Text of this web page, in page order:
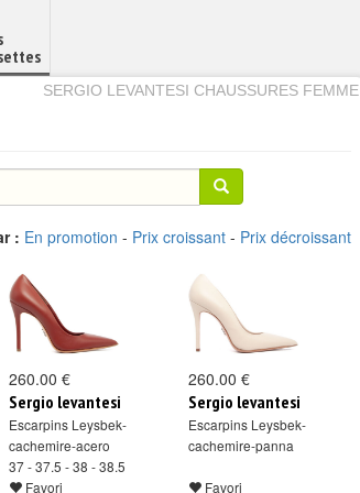
SERGIO LEVANTESI CHAUSSURES FEMME
: En promotion - Prix croissant - Prix décroissant
260.00 €
Sergio levantesi
Escarpins Leysbek-
cachemire-acero
37 - 37.5 - 38 - 38.5
Favori
260.00 €
Sergio levantesi
Escarpins Leysbek-
cachemire-panna
Favori